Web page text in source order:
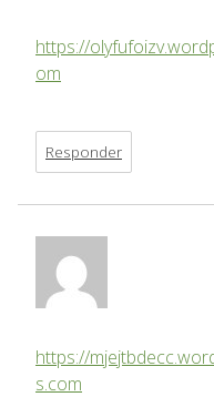
https://
om
Responder
https://
s.com